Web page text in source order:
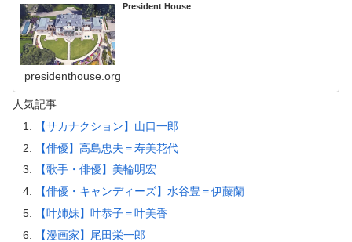
President House
presidenthouse.org
人気記事
【サカナクション】山口一郎
【俳優】高島忠夫＝寿美花代
【歌手・俳優】美輪明宏
【俳優・キャンディーズ】水谷豊＝伊藤蘭
【叶姉妹】叶恭子＝叶美香
【漫画家】尾田栄一郎